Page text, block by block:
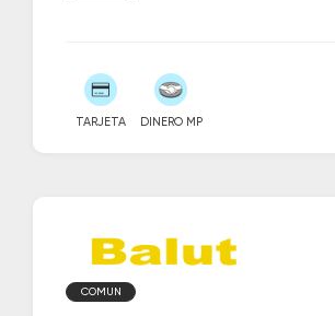
TARJETA DINERO MP
COMUN